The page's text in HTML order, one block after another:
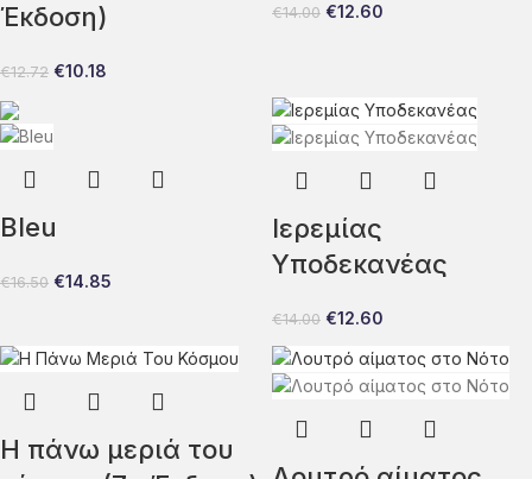
Έκδοση)
€12.72 €10.18
€14.00 €12.60
Bleu
€16.50 €14.85
Ιερεμίας
Υποδεκανέας
€14.00 €12.60
Η πάνω μεριά του